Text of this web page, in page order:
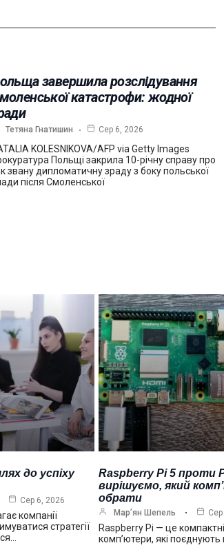
завершила розслідування
катастрофи: жодної
Тетяна Гнатишин Сер 6, 2026
KOLESNIKOVA/AFP via Getty Images
Польщі закрила 10-річну справу про
звану дипломатичну зраду з боку польської
після Смоленської
до успіху
Сер 6, 2026
компанії
стратегії
Raspberry Pi 5 проти
вирішуємо, який
обрати
Мар’ян Шепель
Raspberry Pi — це
комп’ютери, які поєднують